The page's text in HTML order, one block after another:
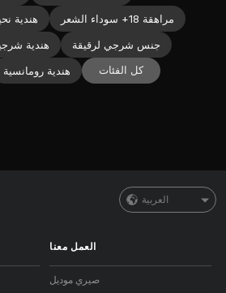
هندية
مراهقة 18+ سوداء الشعر
هندية
جنس شرجي لرقيقة
هندية رومانسية كل الفئات
العربية
العمل معنا
صيري موديل